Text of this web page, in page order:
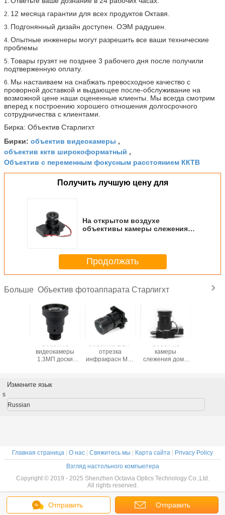
2. 12 месяца гарантии для всех продуктов Октавя.
3. Подгонянный дизайн доступен. ОЭМ радушен.
4. Опытные инженеры могут разрешить все ваши технические
проблемы
5. Товары грузят не позднее 3 рабочего дня после получили
подтверженную оплату.
6. Мы настаиваем на снабжать превосходное качество с
проворной доставкой и выдающее после-обслуживание на
возможной цене наши оцененные клиенты. Мы всегда смотрим
вперед к построению хорошего отношения долгосрочного
сотрудничества с клиентами.
Бирка: Объектив Старлигхт
Бирки: объектив видеокамеры ,
объектив кктв широкоформатный ,
Объектив с переменным фокусным расстоянием ККТВ
Получить лучшую цену для
На открытом воздухе
объективы камеры слежения
8мм Старлигхт
Продолжать
Больше Объектив фотоаппарата Старлигхт
М12
Объектив
видеокамеры
1.3МП доски
формат
изображения
Ф2.0 держатель
Объектив 1/2.7"
отрезка
инфракрасн М16
доски датчика
ИМС291
Объектив
камеры
слежения дома
высокий
Отправить Отправить
Измените язык
s
Russian
Главная страница | О нас | Свяжитесь мы | Карта сайта | Privacy Policy
Взгляд настольного компьютера
Copyright © 2019 - 2025 Shenzhen Octavia Optics Technology Co.,Ltd.
All rights reserved.